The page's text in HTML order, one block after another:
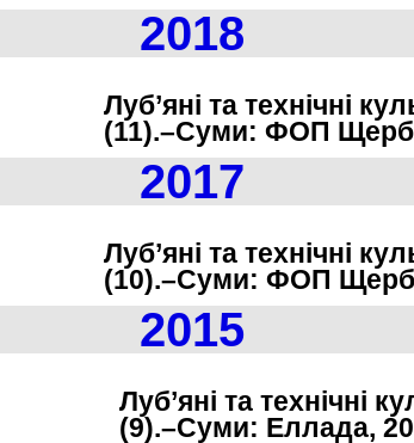
2018
Луб’яні та технічні
(11).–Суми: ФОП
2017
Луб’яні та технічні
(10).–Суми: ФОП
2015
Луб’яні та технічні
(9).–Суми: Еллада,